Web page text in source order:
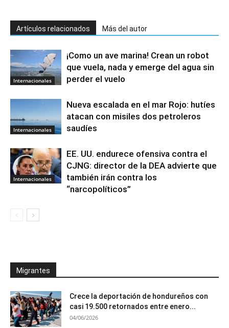
Artículos relacionados Más del autor
Internacionales
¡Como un ave marina! Crean un robot
que vuela, nada y emerge del agua sin
perder el vuelo
Internacionales
Nueva escalada en el mar Rojo: hutíes
atacan con misiles dos petroleros
saudíes
Internacionales
EE. UU. endurece ofensiva contra el
CJNG: director de la DEA advierte que
también irán contra los
“narcopolíticos”
Migrantes
Crece la deportación de hondureños con
casi 19.500 retornados entre enero...
04/06/2026